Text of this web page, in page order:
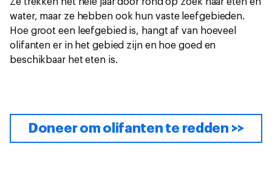
water, maar ze hebben ook hun vaste leefgebieden.
Hoe groot een leefgebied is, hangt af van hoeveel
olifanten er in het gebied zijn en hoe goed en
beschikbaar het eten is.
Doneer om olifanten te redden >>